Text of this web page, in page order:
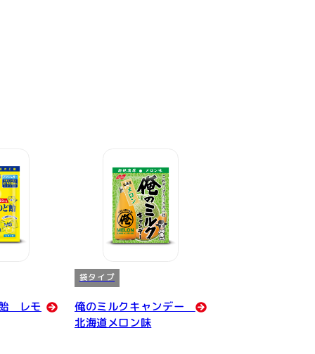
レモ
袋タイプ
俺のミルクキャンデー
北海道メロン味